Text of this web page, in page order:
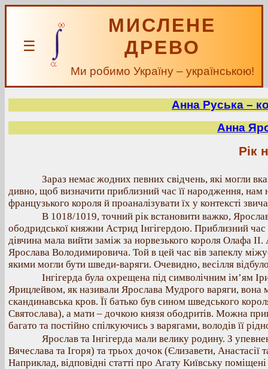
☰
МИСЛЕНЕ
ДРЕВО
Ми робимо Україну – українською!
Анна Руська –
Анна
Рік
Зараз немає жодних певних свідчень, які могли
дивно, щоб визначити приблизний час її народження, нам
французького короля й проаналізувати їх у контексті
В 1018/1019, точний рік встановити важко,
ободридської княжни Астрид Інгігердою. Приблизний
дівчина мала вийти заміж за норвезького короля Олафа
Ярослава Володимировича. Той в цей час вів запеклу
якими могли бути шведи-варяги. Очевидно, весілля
Інгігерда була охрещена під символічним ім’ям
Ярицлейвом, як називали Ярослава Мудрого варяги, вона
скандинавська кров. Її батько був сином шведського
Святослава), а мати – дочкою князя ободритів. Можна
багато та постійно спілкуючись з варягами, володів її
Ярослав та Інгігерда мали велику родину. З
Вячеслава та Ігоря) та трьох дочок (Єлизавети,
Наприклад, відповідні статті про Агату Київську поміщені